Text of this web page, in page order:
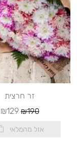
זר חרצית
₪190
₪129
אזל מהמלאי